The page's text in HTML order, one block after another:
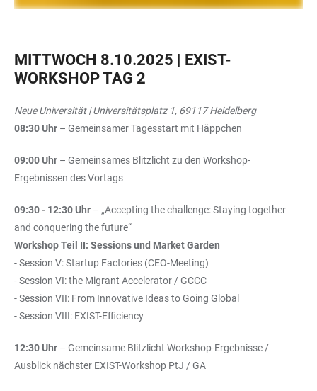
MITTWOCH 8.10.2025 | EXIST-
WORKSHOP TAG 2
Neue Universität | Universitätsplatz 1, 69117 Heidelberg
08:30 Uhr – Gemeinsamer Tagesstart mit Häppchen
09:00 Uhr – Gemeinsames Blitzlicht zu den Workshop-
Ergebnissen des Vortags
09:30 - 12:30 Uhr – „Accepting the challenge: Staying together
and conquering the future“
Workshop Teil II: Sessions und Market Garden
- Session V: Startup Factories (CEO-Meeting)
- Session VI: the Migrant Accelerator / GCCC
- Session VII: From Innovative Ideas to Going Global
- Session VIII: EXIST-Efficiency
12:30 Uhr – Gemeinsame Blitzlicht Workshop-Ergebnisse /
Ausblick nächster EXIST-Workshop PtJ / GA